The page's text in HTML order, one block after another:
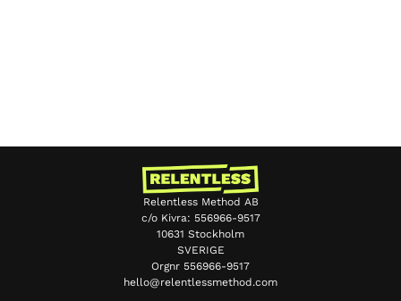
Relentless Method AB
c/o Kivra: 556966-9517
10631 Stockholm
SVERIGE
Orgnr 556966-9517
hello@relentlessmethod.com